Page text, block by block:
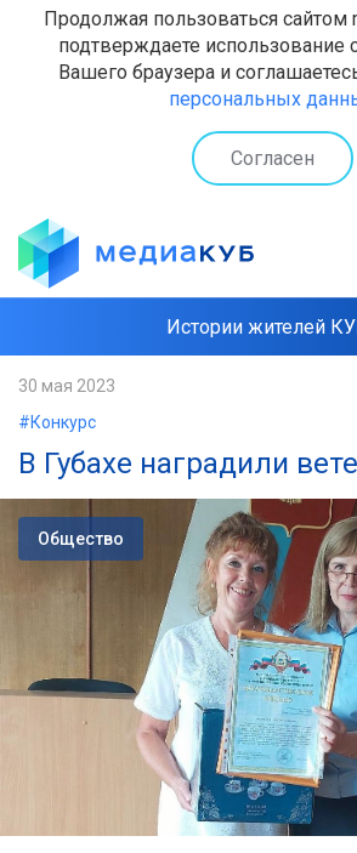
Продолжая пользоваться сайтом
подтверждаете использование
Вашего браузера и
персональных
Согласен
Истории жителей
30 мая 2023
#Конкурс
В Губахе наградили
Общество